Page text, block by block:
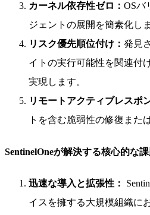
カーネル依存性ゼロ： OSバ
ジェントの展開を簡素化し
リスク優先順位付け： 発見
イトの実行可能性を関連付
実現します。
リモートアクティブレスポ
トを含む脆弱性の修復また
SentinelOneが解決する核心的な課
迅速な導入と拡張性：
イスを擁する大規模組織に